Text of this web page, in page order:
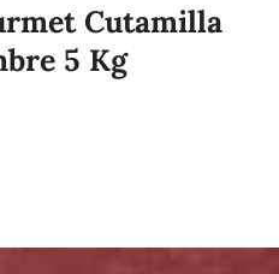
Cutamilla
5 Kg